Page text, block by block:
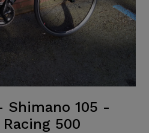
Shimano 105 -
500